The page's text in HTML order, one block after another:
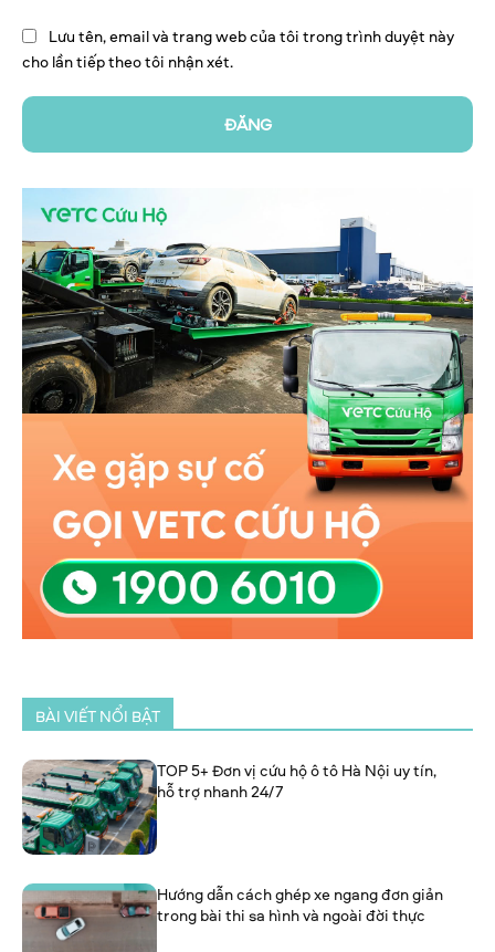
Lưu tên, email và trang web của tôi trong trình duyệt này
cho lần tiếp theo tôi nhận xét.
BÀI VIẾT NỔI BẬT
TOP 5+ Đơn vị cứu hộ ô tô Hà Nội uy tín,
hỗ trợ nhanh 24/7
Hướng dẫn cách ghép xe ngang đơn giản
trong bài thi sa hình và ngoài đời thực